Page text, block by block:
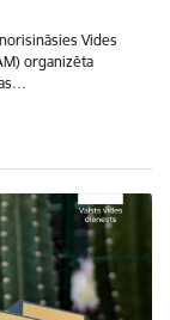
Vides
organizēta